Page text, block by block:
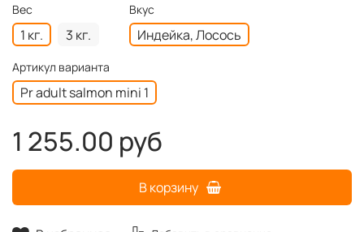
Вес
1 кг. 3 кг.
Вкус
Индейка, Лосось
Артикул варианта
Pr adult salmon mini 1
1 255.00 руб
В корзину